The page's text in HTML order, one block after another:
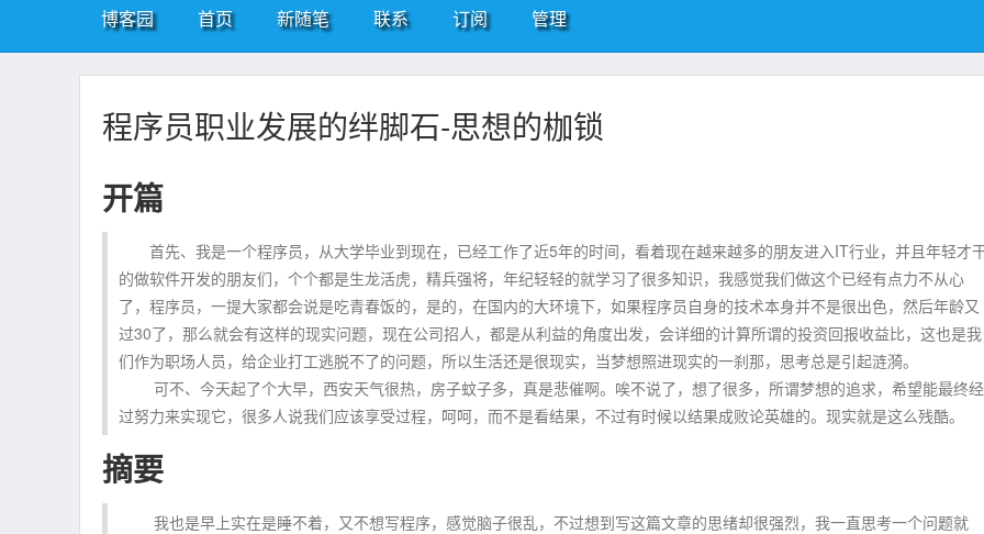
博客园 首页 新随笔 联系 订阅 管理
程序员职业发展的绊脚石-思想的枷锁
开篇
首先、我是一个程序员，从大学毕业到现在，已经工作了近5年的时间，看着现在越来越多的朋友进入IT行业，并且年轻才
的做软件开发的朋友们，个个都是生龙活虎，精兵强将，年纪轻轻的就学习了很多知识，我感觉我们做这个已经有点力不从心
了，程序员，一提大家都会说是吃青春饭的，是的，在国内的大环境下，如果程序员自身的技术本身并不是很出色，然后年龄又
过30了，那么就会有这样的现实问题，现在公司招人，都是从利益的角度出发，会详细的计算所谓的投资回报收益比，这也是我
们作为职场人员，给企业打工逃脱不了的问题，所以生活还是很现实，当梦想照进现实的一刹那，思考总是引起涟漪。
可不、今天起了个大早，西安天气很热，房子蚊子多，真是悲催啊。唉不说了，想了很多，所谓梦想的追求，希望能最终经
过努力来实现它，很多人说我们应该享受过程，呵呵，而不是看结果，不过有时候以结果成败论英雄的。现实就是这么残酷。
摘要
我也是早上实在是睡不着，又不想写程序，感觉脑子很乱，不过想到写这篇文章的思绪却很强烈，我一直思考一个问题就